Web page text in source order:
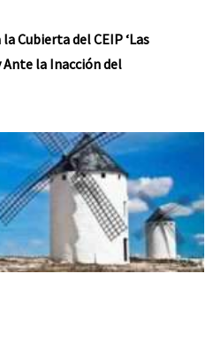
Cubierta del CEIP ‘Las
Ante la Inacción del